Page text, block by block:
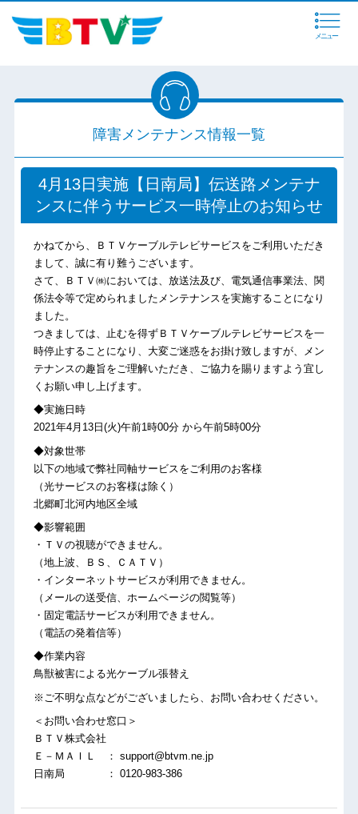
メニュー
障害メンテナンス情報一覧
4月13日実施【日南局】伝送路メンテナ
ンスに伴うサービス一時停止のお知らせ
かねてから、ＢＴＶケーブルテレビサービスをご利用いただき
まして、誠に有り難うございます。
さて、ＢＴＶ㈱においては、放送法及び、電気通信事業法、関
係法令等で定められましたメンテナンスを実施することになり
ました。
つきましては、止むを得ずＢＴＶケーブルテレビサービスを一
時停止することになり、大変ご迷惑をお掛け致しますが、メン
テナンスの趣旨をご理解いただき、ご協力を賜りますよう宜し
くお願い申し上げます。
◆実施日時
2021年4月13日(火)午前1時00分 から午前5時00分
◆対象世帯
以下の地域で弊社同軸サービスをご利用のお客様
（光サービスのお客様は除く）
北郷町北河内地区全域
◆影響範囲
・ＴＶの視聴ができません。
（地上波、ＢＳ、ＣＡＴＶ）
・インターネットサービスが利用できません。
（メールの送受信、ホームページの閲覧等）
・固定電話サービスが利用できません。
（電話の発着信等）
◆作業内容
鳥獣被害による光ケーブル張替え
※ご不明な点などがございましたら、お問い合わせください。
＜お問い合わせ窓口＞
ＢＴＶ株式会社
Ｅ－ＭＡＩＬ ： support@btvm.ne.jp
日南局 ： 0120-983-386